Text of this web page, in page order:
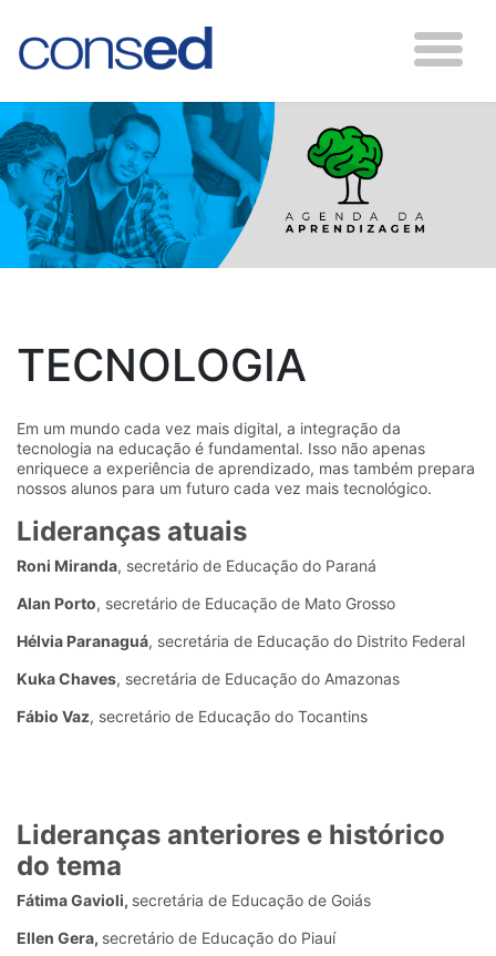
TECNOLOGIA
Em um mundo cada vez mais digital, a integração da
tecnologia na educação é fundamental. Isso não apenas
enriquece a experiência de aprendizado, mas também prepara
nossos alunos para um futuro cada vez mais tecnológico.
Lideranças atuais
Roni Miranda, secretário de Educação do Paraná
Alan Porto, secretário de Educação de Mato Grosso
Hélvia Paranaguá, secretária de Educação do Distrito Federal
Kuka Chaves, secretária de Educação do Amazonas
Fábio Vaz, secretário de Educação do Tocantins
Lideranças anteriores e histórico
do tema
Fátima Gavioli, secretária de Educação de Goiás
Ellen Gera, secretário de Educação do Piauí